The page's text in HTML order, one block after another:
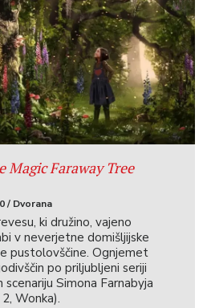
Magic Faraway Tree
/ Dvorana
ki družino, vajeno
v neverjetne domišljijske
pustolovščine. Ognjemet
po priljubljeni seriji
Simona Farnabyja
Wonka).